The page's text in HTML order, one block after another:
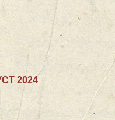
2024